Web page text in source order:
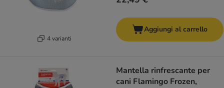
4 varianti
Aggiungi al carrello
Mantella rinfrescante per
cani Flamingo Frozen,